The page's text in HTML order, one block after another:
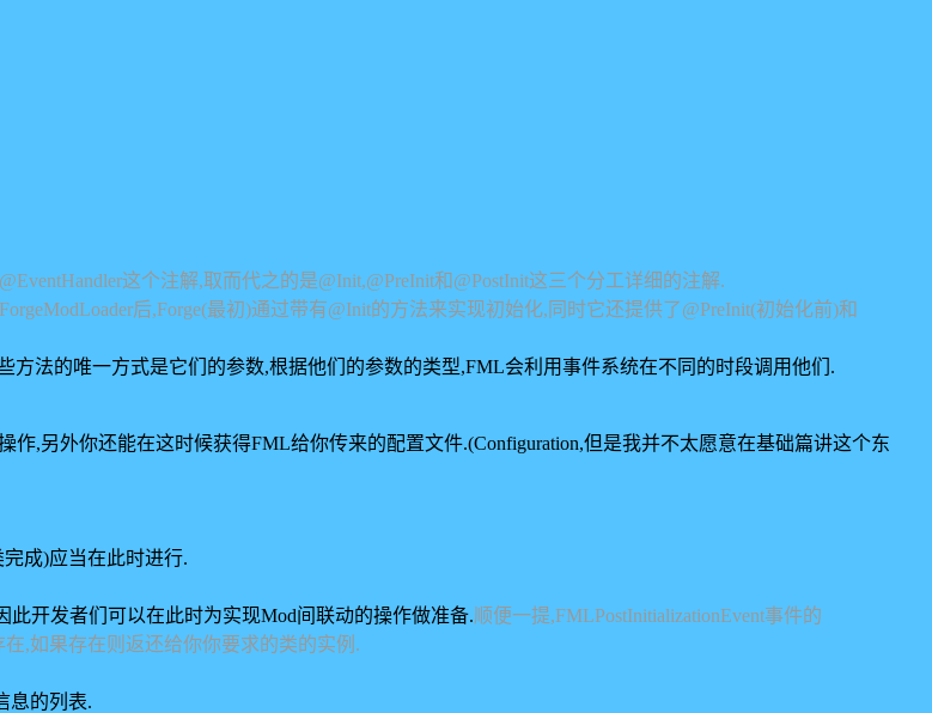
这个注解,取而代之的是@Init,@PreInit和@PostInit这三个分工详细的注解.
后,Forge(最初)通过带有@Init的方法来实现初始化,同时它还提供了@PreInit(初始化前)和
方法的唯一方式是它们的参数,根据他们的参数的类型,FML会利用事件系统在不同的时段调用他们.
,另外你还能在这时候获得FML给你传来的配置文件.(Configuration,但是我并不太愿意在基础篇讲这个东
完成)应当在此时进行.
开发者们可以在此时为实现Mod间联动的操作做准备.顺便一提,FMLPostInitializationEvent事件的
,如果存在则返还给你你要求的类的实例.
息的列表.